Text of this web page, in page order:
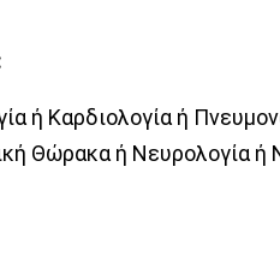
ή Καρδιολογία ή
Θώρακα ή Νευρολογία ή